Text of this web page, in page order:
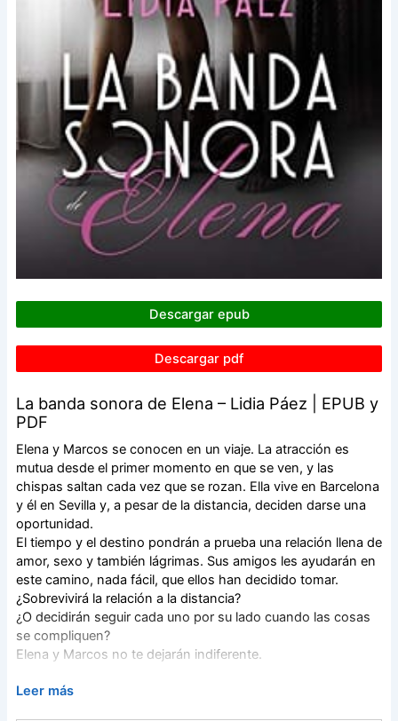
Descargar epub
Descargar pdf
La banda sonora de Elena – Lidia Páez | EPUB y
PDF
Elena y Marcos se conocen en un viaje. La atracción es
mutua desde el primer momento en que se ven, y las
chispas saltan cada vez que se rozan. Ella vive en Barcelona
y él en Sevilla y, a pesar de la distancia, deciden darse una
oportunidad.
El tiempo y el destino pondrán a prueba una relación llena de
amor, sexo y también lágrimas. Sus amigos les ayudarán en
este camino, nada fácil, que ellos han decidido tomar.
¿Sobrevivirá la relación a la distancia?
¿O decidirán seguir cada uno por su lado cuando las cosas
se compliquen?
Elena y Marcos no te dejarán indiferente.
OPCIÓN 1
Leer más